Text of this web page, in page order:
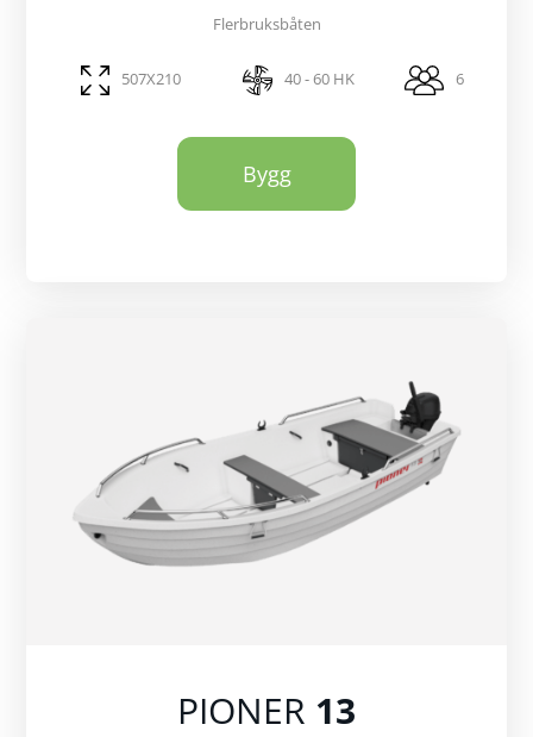
Flerbruksbåten
507X210 40 - 60 HK 6
Bygg
PIONER 13